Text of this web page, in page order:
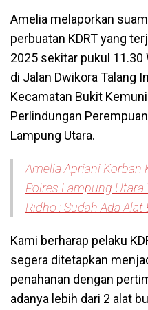
Amelia melaporkan
perbuatan KDRT yang
2025 sekitar pukul 11.30
di Jalan Dwikora Talang
Kecamatan Bukit
Perlindungan
Lampung Utara.
Amelia Apriani Korban
Polres Lampung Utara
Ridho : Sudah Ada Alat
Kami berharap pelaku
segera ditetapkan
penahanan dengan
adanya lebih dari 2 alat